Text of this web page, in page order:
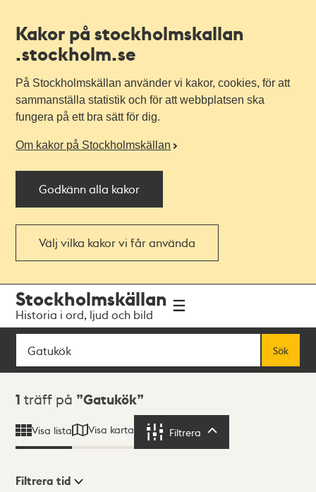
Kakor på stockholmskallan
.stockholm.se
På Stockholmskällan använder vi kakor, cookies, för att
sammanställa statistik och för att webbplatsen ska
fungera på ett bra sätt för dig.
Om kakor på Stockholmskällan
Godkänn alla kakor
Välj vilka kakor vi får använda
navigationen
huvudinnehållet
Stockholmskällan
Historia i ord, ljud och bild
Sök
Sök
Sökresultat
1 träff på Gatukök
Visa lista Visa karta Filtrera
Filtrera tid